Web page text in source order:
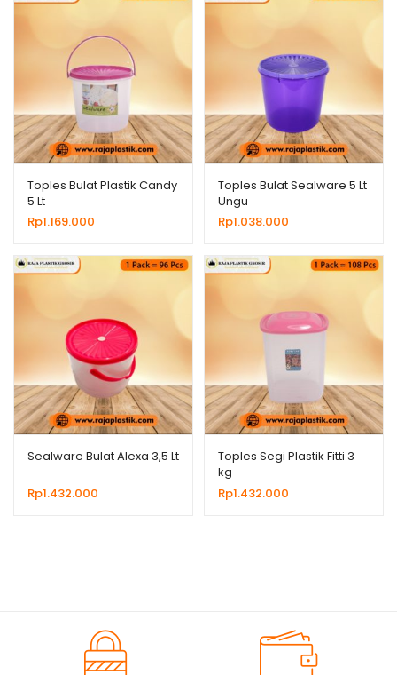
Toples Bulat Plastik Candy
5 Lt
Rp1.169.000
Toples Bulat Sealware 5 Lt
Ungu
Rp1.038.000
Sealware Bulat Alexa 3,5 Lt
Rp1.432.000
Toples Segi Plastik Fitti 3
kg
Rp1.432.000